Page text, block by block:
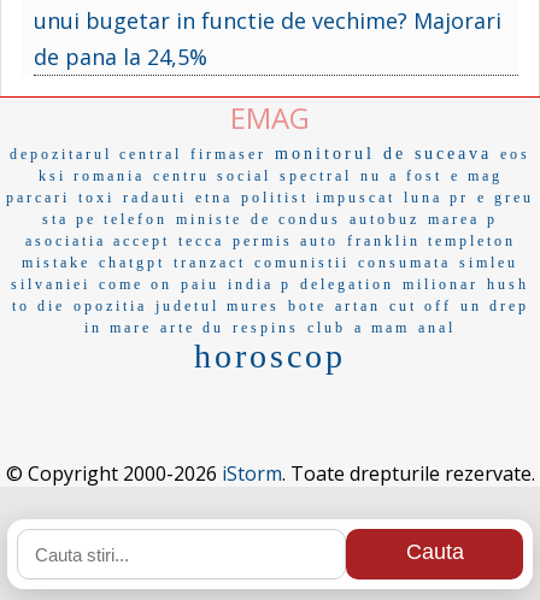
unui bugetar in functie de vechime? Majorari
de pana la 24,5%
EMAG
depozitarul central firmaser monitorul de suceava
eos
ksi romania
centru social spectral nu a fost
e mag
parcari
toxi radauti etna politist impuscat luna pr
e greu
sta pe telefon
ministe de condus autobuz
marea p
asociatia accept
tecca permis auto
franklin templeton
mistake
chatgpt tranzact comunistii consumata
simleu
silvaniei
come on paiu india p delegation milionar
hush
to die
opozitia judetul mures bote artan cut off
un drep
in mare
arte du respins club a mam anal
horoscop
© Copyright 2000-2026 iStorm. Toate drepturile rezervate.